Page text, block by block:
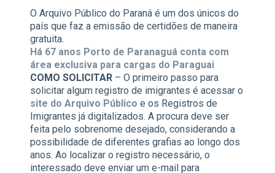
O Arquivo Público do Paraná é um dos únicos do
país que faz a emissão de certidões de maneira
gratuita.
Há 67 anos Porto de Paranaguá conta com
área exclusiva para cargas do Paraguai
COMO SOLICITAR – O primeiro passo para
solicitar algum registro de imigrantes é acessar o
site do Arquivo Público e os Registros de
Imigrantes já digitalizados. A procura deve ser
feita pelo sobrenome desejado, considerando a
possibilidade de diferentes grafias ao longo dos
anos. Ao localizar o registro necessário, o
interessado deve enviar um e-mail para